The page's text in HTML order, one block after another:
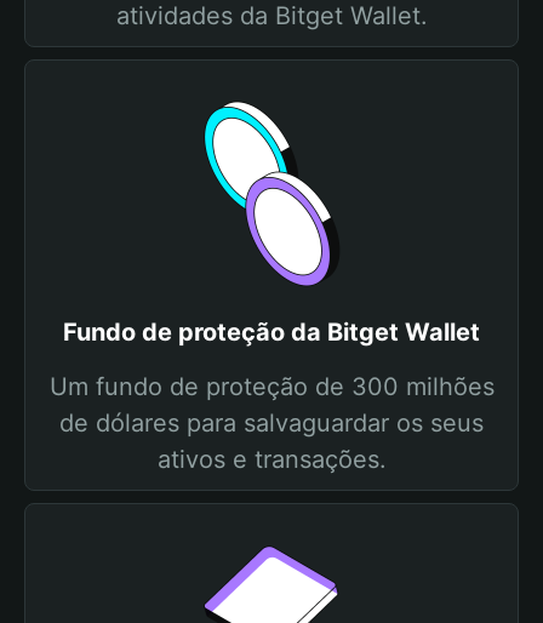
atividades da Bitget Wallet.
Fundo de proteção da Bitget Wallet
Um fundo de proteção de 300 milhões
de dólares para salvaguardar os seus
ativos e transações.